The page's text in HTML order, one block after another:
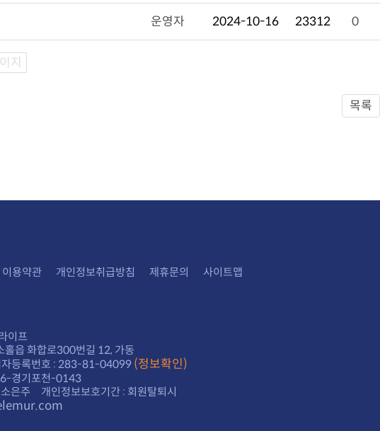
운영자 2024-10-16 23312 0
지
목록
이용약관 개인정보취급방침 제휴문의 사이트맵
이프
홀읍 화합로300번길 12, 가동
등록번호 : 283-81-04099 (정보확인)
경기포천-0143
은주 개인정보보호기간 : 회원탈퇴시